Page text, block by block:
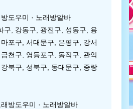
도우미 · 노래방알바
구, 강동구, 광진구, 성동구, 용
포구, 서대문구, 은평구, 강서
천구, 영등포구, 동작구, 관악
북구, 성북구, 동대문구, 중랑
방도우미 · 노래방알바